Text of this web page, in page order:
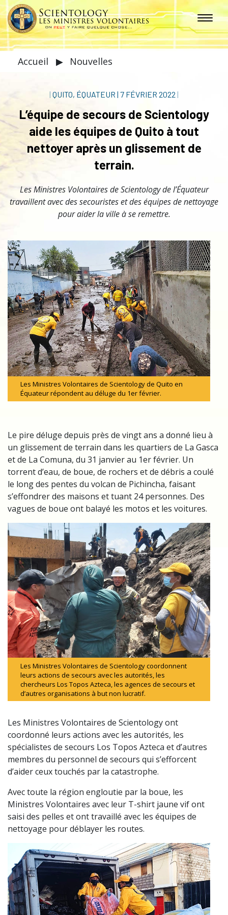
Accueil ▶ Nouvelles
| QUITO, ÉQUATEUR | 7 FÉVRIER 2022 |
L’équipe de secours de Scientology
aide les équipes de Quito à tout
nettoyer après un glissement de
terrain.
Les Ministres Volontaires de Scientology de l’Équateur
travaillent avec des secouristes et des équipes de nettoyage
pour aider la ville à se remettre.
Les Ministres Volontaires de Scientology de Quito en
Équateur répondent au déluge du 1er février.
Le pire déluge depuis près de vingt ans a donné lieu à
un glissement de terrain dans les quartiers de La Gasca
et de La Comuna, du 31 janvier au 1er février. Un
torrent d’eau, de boue, de rochers et de débris a coulé
le long des pentes du volcan de Pichincha, faisant
s’effondrer des maisons et tuant 24 personnes. Des
vagues de boue ont balayé les motos et les voitures.
Les Ministres Volontaires de Scientology coordonnent
leurs actions de secours avec les autorités, les
chercheurs Los Topos Azteca, les agences de secours et
d’autres organisations à but non lucratif.
Les Ministres Volontaires de Scientology ont
coordonné leurs actions avec les autorités, les
spécialistes de secours Los Topos Azteca et d’autres
membres du personnel de secours qui s’efforcent
d’aider ceux touchés par la catastrophe.
Avec toute la région engloutie par la boue, les
Ministres Volontaires avec leur T-shirt jaune vif ont
saisi des pelles et ont travaillé avec les équipes de
nettoyage pour déblayer les routes.